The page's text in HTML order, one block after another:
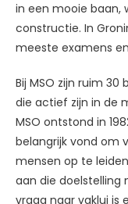
in een mooie baan,
constructie. In
meeste examens
Bij MSO zijn ruim
die actief zijn in de
MSO ontstond in
belangrijk vond om
mensen op te
aan die doelstelling
vraag naar vaklui is